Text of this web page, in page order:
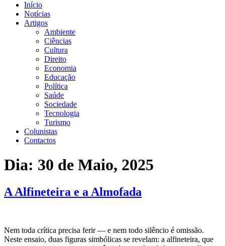
Início
Notícias
Artigos
Ambiente
Ciências
Cultura
Direito
Economia
Educação
Política
Saúde
Sociedade
Tecnologia
Turismo
Colunistas
Contactos
Dia: 30 de Maio, 2025
A Alfineteira e a Almofada
Nem toda crítica precisa ferir — e nem todo silêncio é omissão.
Neste ensaio, duas figuras simbólicas se revelam: a alfineteira, que